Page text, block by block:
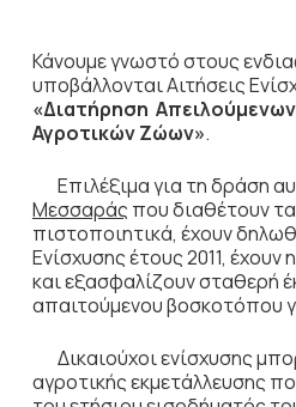
Κάνουμε γνωστό στους
υποβάλλονται Αιτήσεις
«Διατήρηση
Αγροτικών Ζώων».
Επιλέξιμα για τη δράση
Μεσσαράς που διαθέτουν
πιστοποιητικά, έχουν
Ενίσχυσης έτους 2011,
και εξασφαλίζουν σταθερή
απαιτούμενου βοσκοτόπου
Δικαιούχοι ενίσχυσης
αγροτικής εκμετάλλευσης